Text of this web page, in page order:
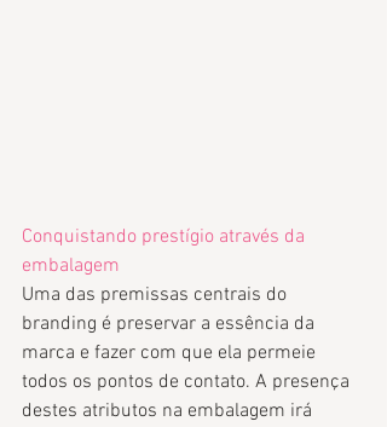
Conquistando prestígio através da
embalagem
Uma das premissas centrais do
branding é preservar a essência da
marca e fazer com que ela permeie
todos os pontos de contato. A presença
destes atributos na embalagem irá